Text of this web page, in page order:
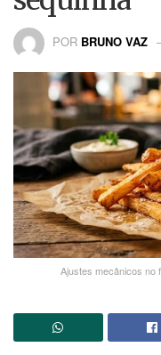
POR BRUNO VAZ
Ajustes mecânicos no